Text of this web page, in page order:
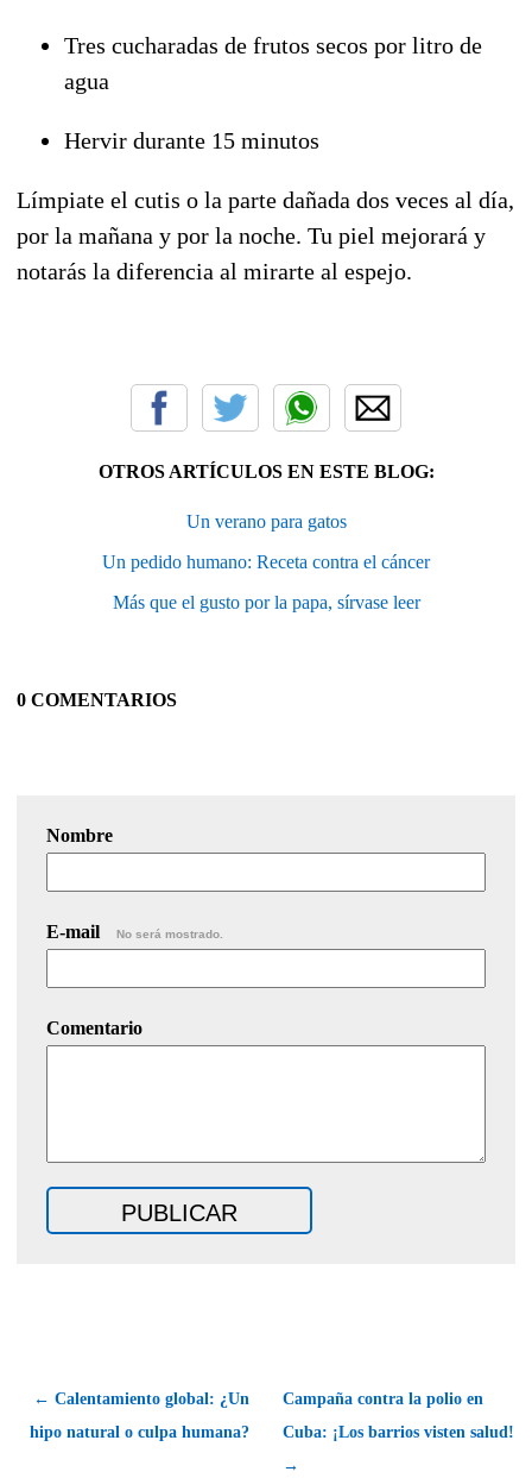
Tres cucharadas de frutos secos por litro de
agua
Hervir durante 15 minutos
Límpiate el cutis o la parte dañada dos veces al día,
por la mañana y por la noche. Tu piel mejorará y
notarás la diferencia al mirarte al espejo.
OTROS ARTÍCULOS EN ESTE BLOG:
Un verano para gatos
Un pedido humano: Receta contra el cáncer
Más que el gusto por la papa, sírvase leer
0 COMENTARIOS
Nombre
E-mail No será mostrado.
Comentario
← Calentamiento global: ¿Un
hipo natural o culpa humana?
Campaña contra la polio en
Cuba: ¡Los barrios visten salud!
→